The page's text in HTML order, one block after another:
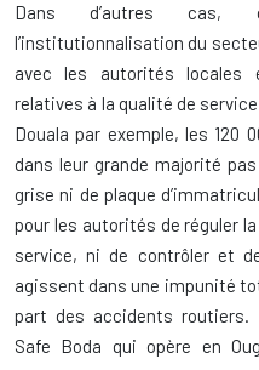
Dans d’autres cas,
l’institutionnalisation du
avec les autorités locales
relatives à la qualité de
Douala par exemple, les 120
dans leur grande majorité
grise ni de plaque
pour les autorités de réguler
service, ni de contrôler et
agissent dans une impunité
part des accidents routiers.
Safe Boda qui opère en